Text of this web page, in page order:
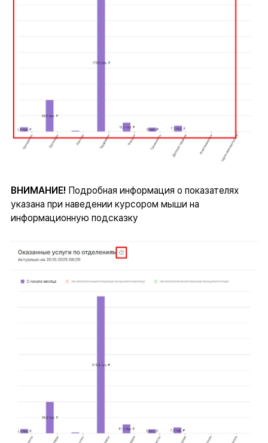
ВНИМАНИЕ! Подробная информация о показателях
указана при наведении курсором мыши на
информационную подсказку